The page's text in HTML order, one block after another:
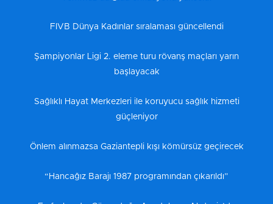
FIVB Dünya Kadınlar sıralaması güncellendi
Şampiyonlar Ligi 2. eleme turu rövanş maçları yarın
başlayacak
Sağlıklı Hayat Merkezleri ile koruyucu sağlık hizmeti
güçleniyor
Önlem alınmazsa Gaziantepli kışı kömürsüz geçirecek
“Hancağız Barajı 1987 programından çıkarıldı”